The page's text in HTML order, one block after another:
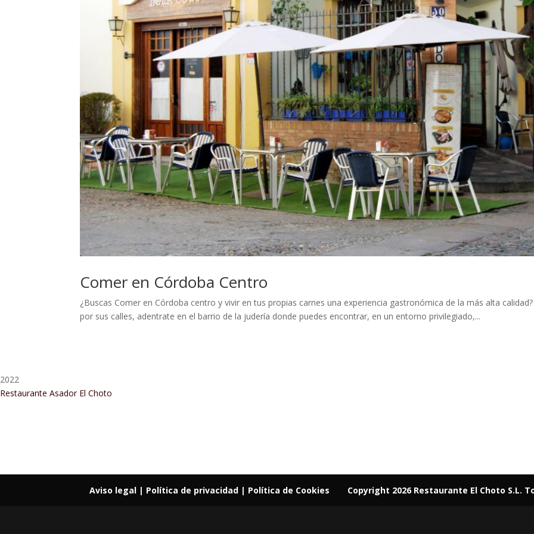
Comer en Córdoba Centro
¿Buscas Comer en Córdoba centro y vivir en tus propias carnes una experiencia gastronómica de la más alta
por sus calles, adentrate en el barrio de la judería donde puedes encontrar, en un entorno privilegiado,...
2022
Restaurante Asador El Choto
Aviso legal | Política de privacidad | Política de Cookies Copyright 2026 Restaurante El Choto S.L.